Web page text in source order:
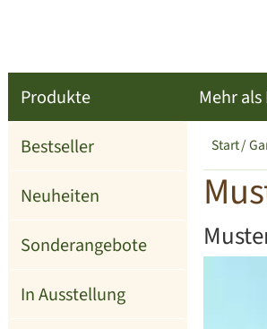
Produkte
Bestseller
Neuheiten
Sonderangebote
In Ausstellung
Mehr als
Start